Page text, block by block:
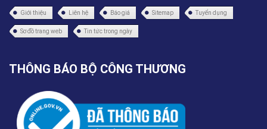
Giới thiệu Liên hệ Báo giá Sitemap Tuyển dụng
Sơ đồ trang web Tin tức trong ngày
THÔNG BÁO BỘ CÔNG THƯƠNG